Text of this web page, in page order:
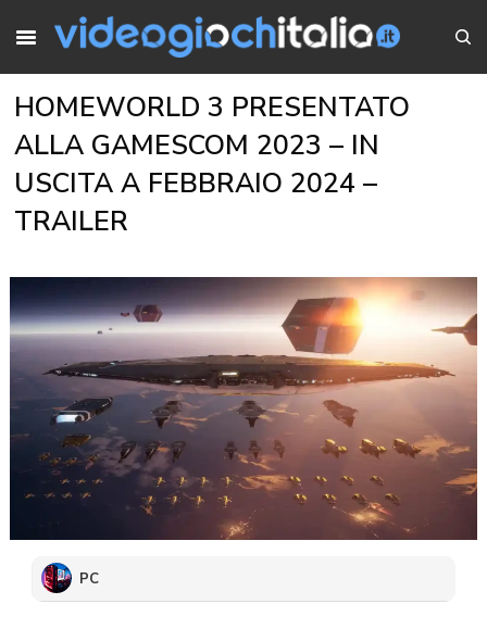
HOMEWORLD 3 PRESENTATO
ALLA GAMESCOM 2023 – IN
USCITA A FEBBRAIO 2024 –
TRAILER
PC